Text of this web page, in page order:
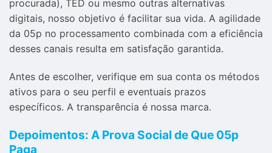
procurada), TED ou mesmo outras alternativas
digitais, nosso objetivo é facilitar sua vida. A agilidade
da 05p no processamento combinada com a eficiência
desses canais resulta em satisfação garantida.
Antes de escolher, verifique em sua conta os métodos
ativos para o seu perfil e eventuais prazos
específicos. A transparência é nossa marca.
Depoimentos: A Prova Social de Que 05p
Paga